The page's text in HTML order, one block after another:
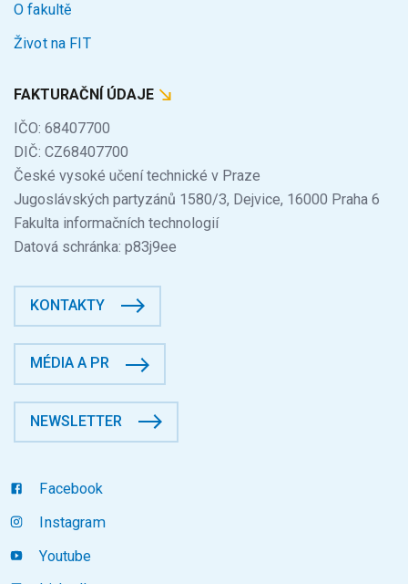
O fakultě
Život na FIT
FAKTURAČNÍ ÚDAJE
IČO: 68407700
DIČ: CZ68407700
České vysoké učení technické v Praze
Jugoslávských partyzánů 1580/3, Dejvice, 16000 Praha 6
Fakulta informačních technologií
Datová schránka: p83j9ee
KONTAKTY
MÉDIA A PR
NEWSLETTER
Facebook
Instagram
Youtube